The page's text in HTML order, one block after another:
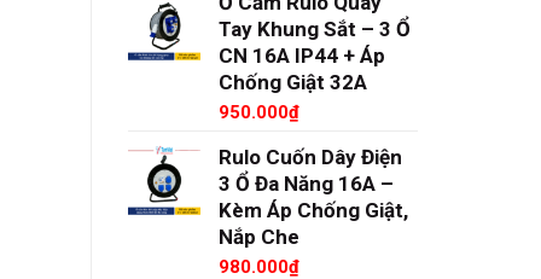
Tay Khung Sắt – 3 Ổ
CN 16A IP44 + Áp
Chống Giật 32A
950.000₫
Rulo Cuốn Dây Điện
3 Ổ Đa Năng 16A –
Kèm Áp Chống Giật,
Nắp Che
980.000₫